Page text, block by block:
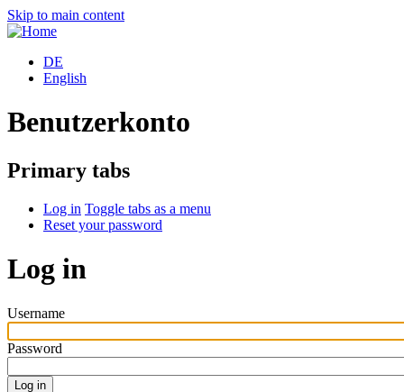
Skip to main content
DE
English
Benutzerkonto
Primary tabs
Log in Toggle tabs as a menu
Reset your password
Log in
Username
Password